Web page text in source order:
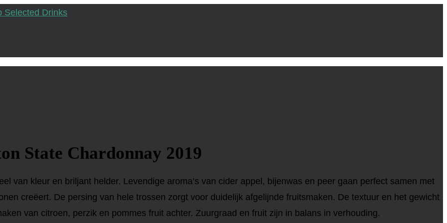
State Chardonnay 2019
van kleur en briljant helder. Levendige aroma’s van cider appel, bijenwas en peer gaan perfect samen met
creëert. De persing van hele trossen zorgt voor duidelijk afgelijnde fruitsmaken. De textuur en het gewicht
van citroen, perzik en pommes fruit achter. Zuurgraad en fruit zijn in balans in verhouding.